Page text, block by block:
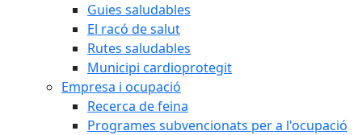
Guies saludables
El racó de salut
Rutes saludables
Municipi cardioprotegit
Empresa i ocupació
Recerca de feina
Programes subvencionats per a l'ocupació